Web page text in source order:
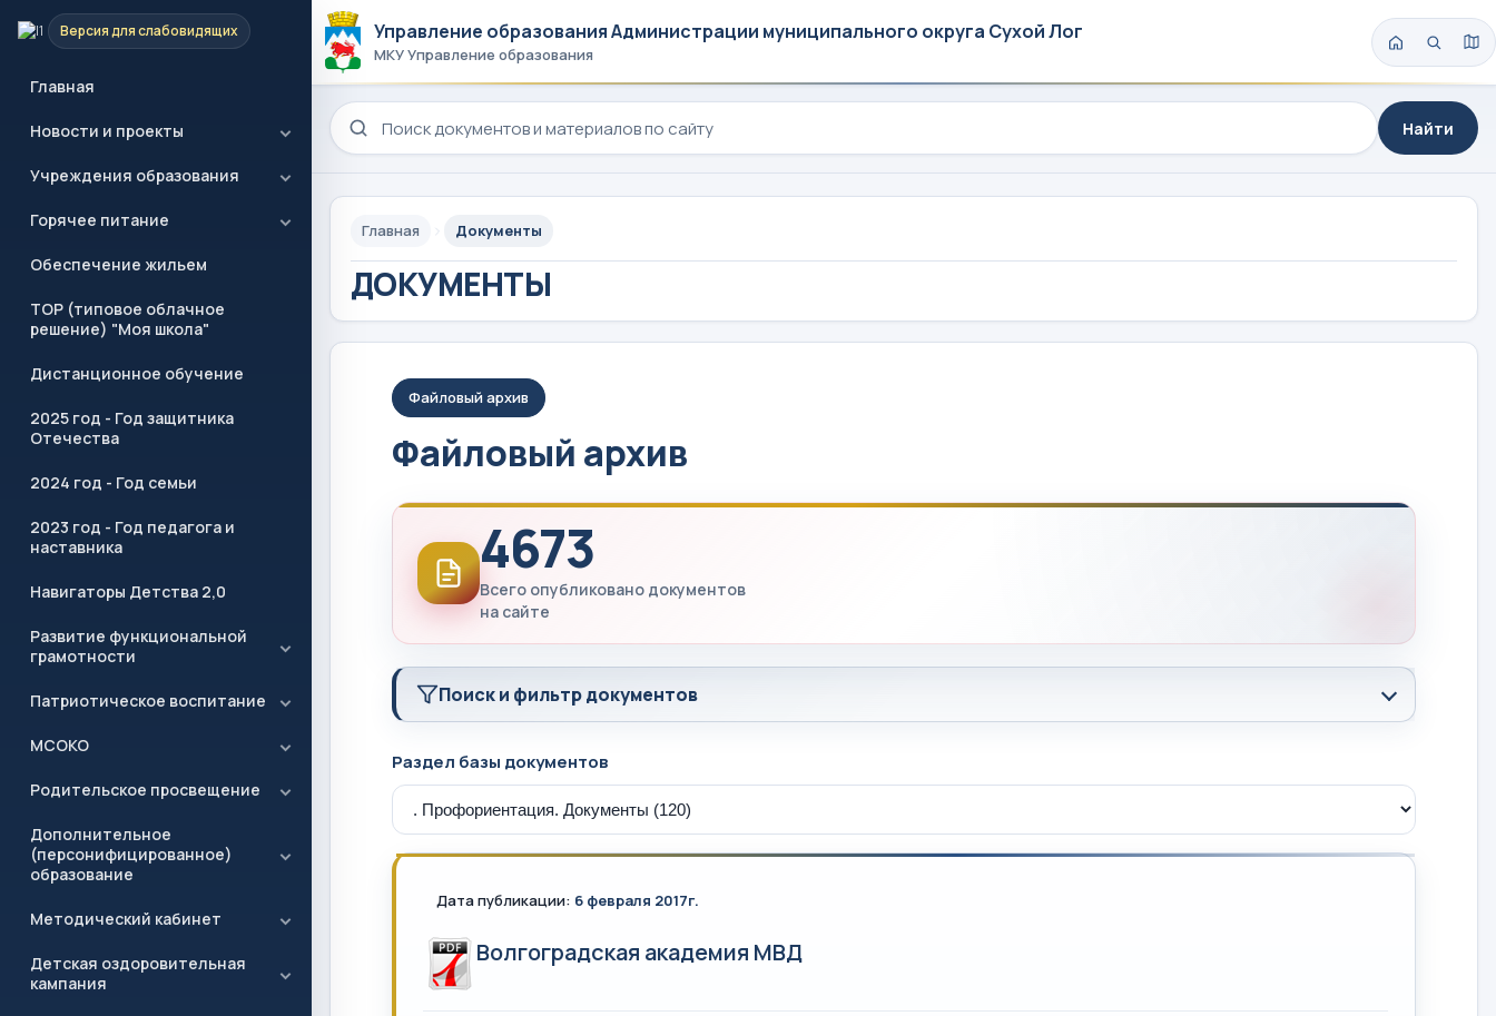
Версия для слабовидящих
Главная
Новости и проекты
Учреждения образования
Горячее питание
Обеспечение жильем
ТОР (типовое облачное
решение) "Моя школа"
Дистанционное обучение
2025 год - Год защитника
Отечества
2024 год - Год семьи
2023 год - Год педагога и
наставника
Навигаторы Детства 2,0
Развитие функциональной
грамотности
Патриотическое воспитание
МСОКО
Родительское просвещение
Дополнительное
(персонифицированное)
образование
Методический кабинет
Детская оздоровительная
кампания
Управление образования Администрации муниципального округа Сухой Лог
МКУ Управление образования
Поиск по сайту
Найти
Главная Документы
ДОКУМЕНТЫ
Файловый архив
Файловый архив
4673
Всего опубликовано документов
на сайте
Поиск и фильтр документов
Раздел базы документов
Дата публикации: 6 февраля 2017г.
Волгоградская академия МВД